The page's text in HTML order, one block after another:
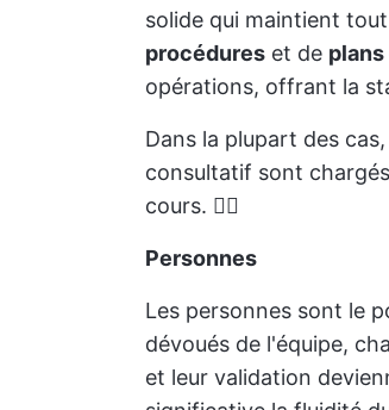
solide qui maintient
procédures et de
opérations, offrant la
Dans la plupart des
consultatif sont
cours. 🧑‍⚖️
Personnes
Les personnes sont le
dévoués de l'équipe,
et leur validation